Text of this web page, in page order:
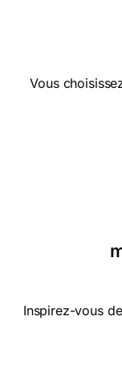
Vous
Inspirez-vous